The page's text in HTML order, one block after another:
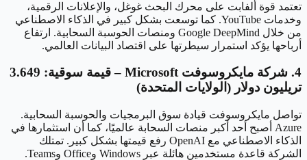
تعتمد قوة ألفابت على محرك البحث غوغل، والإعلانات الرقمية،
وخدمات YouTube. كما توسعت بشكل كبير في الذكاء الاصطناعي
من خلال Google DeepMind ومنصات الحوسبة السحابية. ارتفاع
أرباحها يؤكد استمرار سيطرتها على اقتصاد البيانات العالمي.
4. شركة مايكروسوفت Microsoft – قيمة سوقية: 3.649
تريليون دولار (الولايات المتحدة)
تواصل مايكروسوفت قيادة سوق البرمجيات والحوسبة السحابية.
Azure أصبح أحد أكبر منصات السحابة عالميًا، كما أن استثمارها في
الذكاء الاصطناعي مع OpenAI رفع قيمتها بشكل كبير. تمتلك
الشركة قاعدة مستخدمين هائلة عبر Windows وOffice وTeams.